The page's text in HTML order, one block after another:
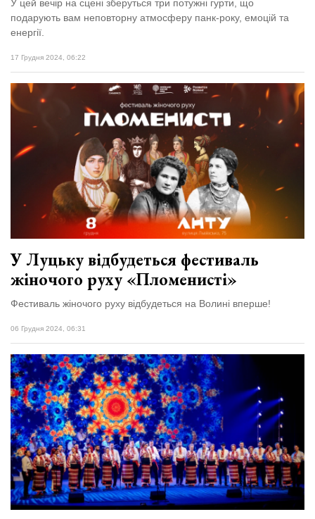
У цей вечір на сцені зберуться три потужні гурти, що
подарують вам неповторну атмосферу панк-року, емоцій та
енергії.
17 Грудня 2024, 06:22
У Луцьку відбудеться фестиваль
жіночого руху «Пломенисті»
Фестиваль жіночого руху відбудеться на Волині вперше!
06 Грудня 2024, 06:31